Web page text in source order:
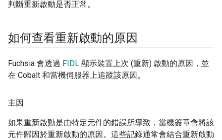
判斷重新啟動是否正常。
如何查看重新啟動的原因
Fuchsia 會透過 FIDL 顯示裝置上次 (重新) 啟動的原因，並
在 Cobalt 和當機伺服器上追蹤該原因。
主因
如果重新啟動是由特定元件的錯誤所導致，當機簽章會將該
元件歸因於重新啟動的原因。這些記錄通常會結合重新啟動